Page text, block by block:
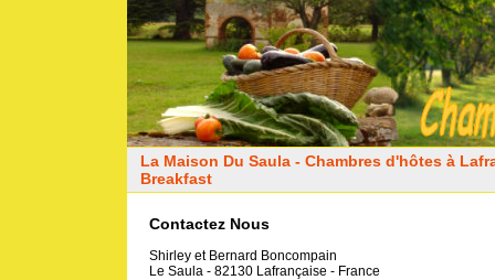
La Maison Du Saula - Chambres d'hôtes à
Breakfast
Contactez Nous
Shirley et Bernard Boncompain
Le Saula - 82130 Lafrançaise - France